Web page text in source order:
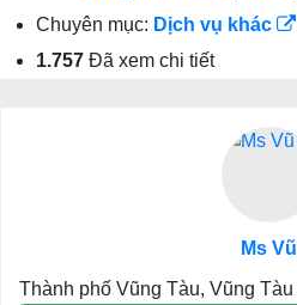
Chuyên mục: Dịch vụ khác
1.757 Đã xem chi tiết
Ms Vũ
Thành phố Vũng Tàu, Vũng Tàu